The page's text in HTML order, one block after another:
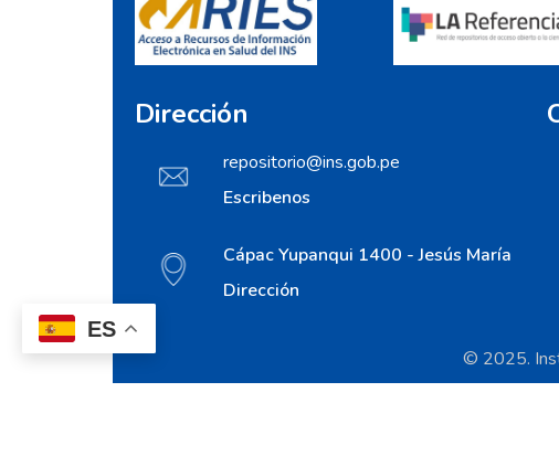
ES
Dirección
repositorio@ins.gob.pe
Escribenos
Cápac Yupanqui 1400 - Jesús María
Dirección
© 2025.